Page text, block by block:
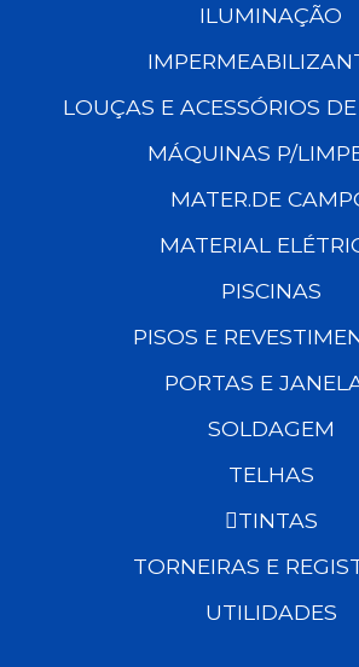
ILUMINAÇÃO
LOUÇAS E ACESSÓRIOS
MÁQUINAS P/
MATER.DE
MATERIAL
PISCINAS
PISOS E
PORTAS E
SOLDAGEM
TELHAS
TINTAS
TORNEIRAS E
UTILIDADES